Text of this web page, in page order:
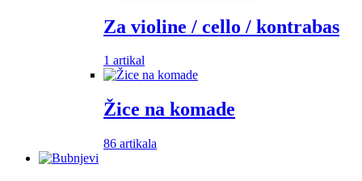
Za violine / cello / kontrabas
1 artikal
Žice na komade
86 artikala